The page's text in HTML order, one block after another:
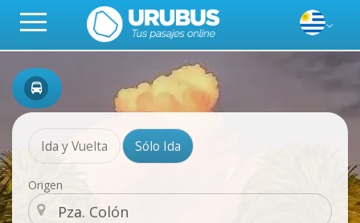
Ida y Vuelta Sólo Ida
Origen